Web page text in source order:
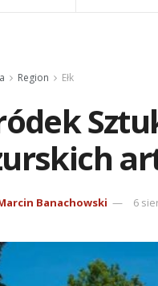
Region Ełk
Banachowski 6